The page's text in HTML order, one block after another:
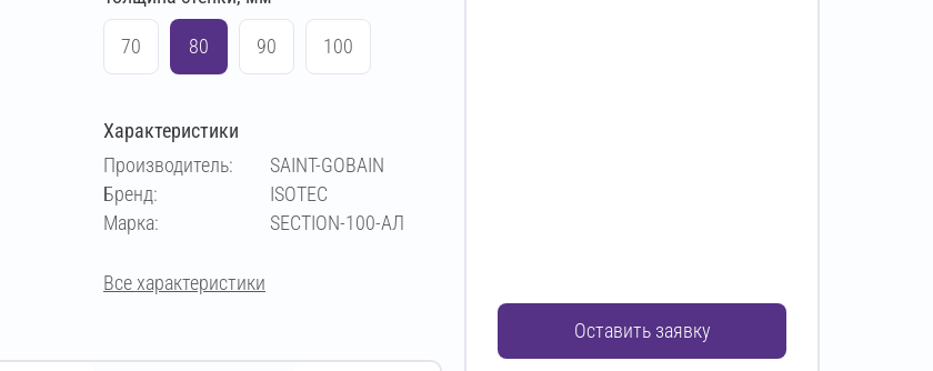
159 169 219
140
70 80 90 100
Характеристики
Производитель:
SAINT-GOBAIN
Бренд:
ISOTEC
Марка:
SECTION-100-АЛ
Все характеристики
Оставить заявку